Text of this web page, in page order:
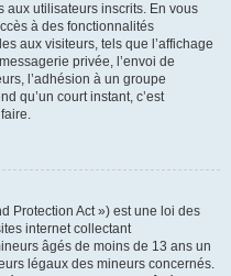
utilisateurs inscrits. En vous
à des fonctionnalités
aux visiteurs, tels que l’affichage
privée, l’envoi de
l’adhésion à un groupe
qu’un court instant, c’est
Protection Act ») est une loi des
internet collectant
âgés de moins de 13 ans un
légaux des mineurs concernés.